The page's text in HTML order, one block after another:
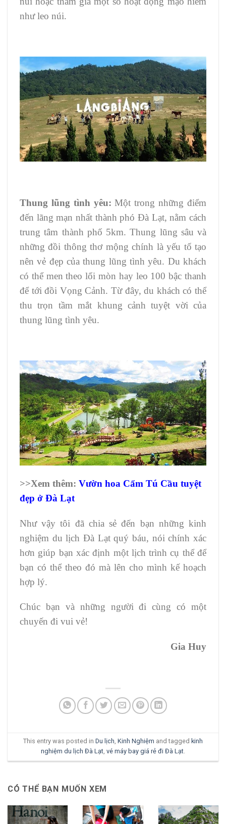
như leo núi.
Thung lũng tình yêu:Một trong những điểm
đến lãng mạn nhất thành phó Đà Lạt, nằm cách
trung tâm thành phố 5km. Thung lũng sâu và
những đồi thông thơ mộng chính là yếu tố tạo
nên vẻ đẹp của thung lũng tình yêu. Du khách
có thể men theo lối mòn hay leo 100 bậc thanh
để tới đồi Vọng Cảnh. Từ đây, du khách có thể
thu trọn tầm mắt khung cảnh tuyệt vời của
thung lũng tình yêu.
>>Xem thêm: Vườn hoa Cẩm Tú Cầu tuyệt
đẹp ở Đà Lạt
Như vậy tôi đã chia sẻ đến bạn những kinh
nghiệm du lịch Đà Lạt quý báu, nói chính xác
hơn giúp bạn xác định một lịch trình cụ thể để
bạn có thể theo đó mà lên cho mình kế hoạch
hợp lý.
Chúc bạn và những người đi cùng có một
chuyến đi vui vẻ!
Gia Huy
This entry was posted in Du lịch, Kinh Nghiệm and tagged kinh
nghiệm du lịch Đà Lạt, vé máy bay giá rẻ đi Đà Lạt.
CÓ THỂ BẠN MUỐN XEM